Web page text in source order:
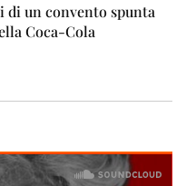
di un convento spunta
Coca-Cola